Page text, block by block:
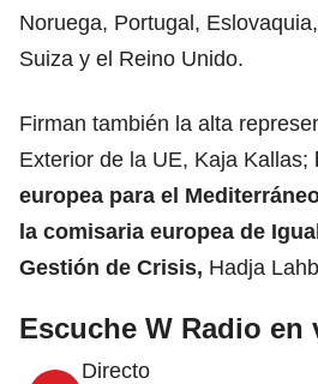
Noruega, Portugal,
Suiza y el Reino Unido.
Firman también la alta
Exterior de la UE, Kaja Kallas;
europea para el
la comisaria europea de
Gestión de Crisis, Hadja
Escuche W Radio en
Directo